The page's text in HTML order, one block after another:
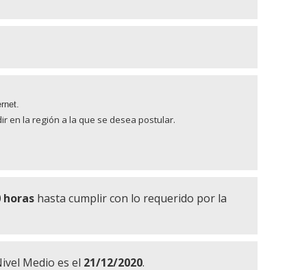
en la región a la que se desea postular.
horas hasta cumplir con lo requerido por la
Medio es el 21/12/2020.